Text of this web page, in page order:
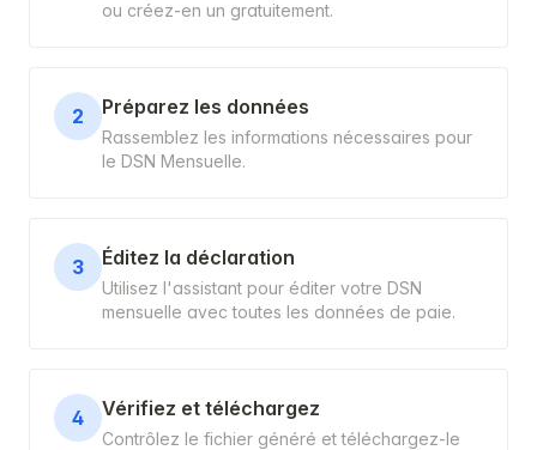
ou créez-en un gratuitement.
2 Préparez les données
Rassemblez les informations nécessaires pour
le DSN Mensuelle.
3 Éditez la déclaration
Utilisez l'assistant pour éditer votre DSN
mensuelle avec toutes les données de paie.
4 Vérifiez et téléchargez
Contrôlez le fichier généré et téléchargez-le